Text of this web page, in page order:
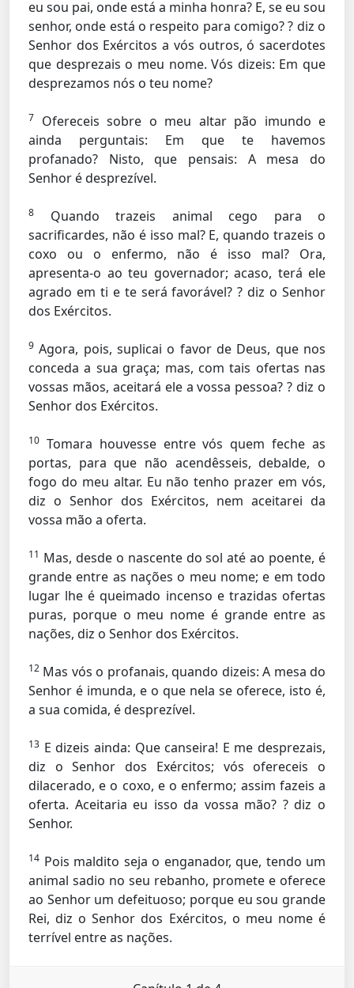
eu sou pai, onde está a minha honra? E, se eu sou
senhor, onde está o respeito para comigo? ? diz o
Senhor dos Exércitos a vós outros, ó sacerdotes
que desprezais o meu nome. Vós dizeis: Em que
desprezamos nós o teu nome?
7
Ofereceis sobre o meu altar pão imundo e
ainda perguntais: Em que te havemos
profanado? Nisto, que pensais: A mesa do
Senhor é desprezível.
8
Quando trazeis animal cego para o
sacrificardes, não é isso mal? E, quando trazeis o
coxo ou o enfermo, não é isso mal? Ora,
apresenta-o ao teu governador; acaso, terá ele
agrado em ti e te será favorável? ? diz o Senhor
dos Exércitos.
9 Agora, pois, suplicai o favor de Deus, que nos
conceda a sua graça; mas, com tais ofertas nas
vossas mãos, aceitará ele a vossa pessoa? ? diz o
Senhor dos Exércitos.
10 Tomara houvesse entre vós quem feche as
portas, para que não acendêsseis, debalde, o
fogo do meu altar. Eu não tenho prazer em vós,
diz o Senhor dos Exércitos, nem aceitarei da
vossa mão a oferta.
11 Mas, desde o nascente do sol até ao poente, é
grande entre as nações o meu nome; e em todo
lugar lhe é queimado incenso e trazidas ofertas
puras, porque o meu nome é grande entre as
nações, diz o Senhor dos Exércitos.
12 Mas vós o profanais, quando dizeis: A mesa do
Senhor é imunda, e o que nela se oferece, isto é,
a sua comida, é desprezível.
13 E dizeis ainda: Que canseira! E me desprezais,
diz o Senhor dos Exércitos; vós ofereceis o
dilacerado, e o coxo, e o enfermo; assim fazeis a
oferta. Aceitaria eu isso da vossa mão? ? diz o
Senhor.
14 Pois maldito seja o enganador, que, tendo um
animal sadio no seu rebanho, promete e oferece
ao Senhor um defeituoso; porque eu sou grande
Rei, diz o Senhor dos Exércitos, o meu nome é
terrível entre as nações.